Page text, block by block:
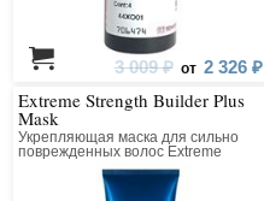
3 009 ₽ от 2 326 ₽
Extreme Strength Builder Plus
Mask
Укрепляющая маска для сильно
поврежденных волос Extreme
Reconstructor Plus